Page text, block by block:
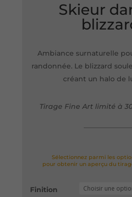
Skieur
Ambiance surnaturelle
randonnée. Le blizzard
créant un halo de
Tirage Fine Art limité à
Sélectionnez parmi les
pour obtenir un aperçu du
Finition